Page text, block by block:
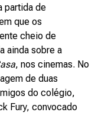
partida de
que os
cheio de
ainda sobre a
, nos cinemas. No
de duas
do colégio,
Fury, convocado